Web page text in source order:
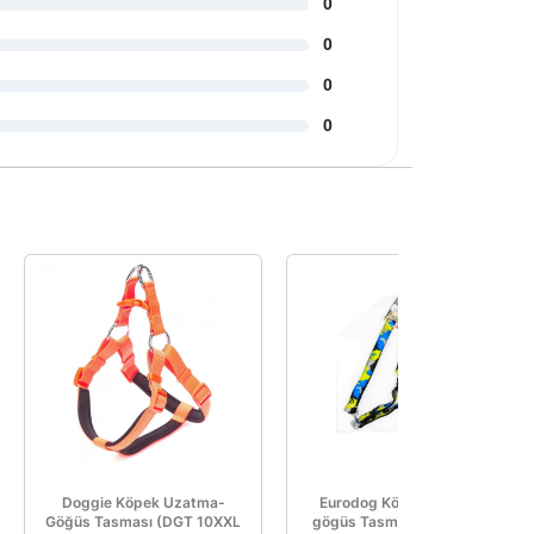
0
0
0
0
Doggie Köpek Uzatma-
Göğüs Tasması (DGT 10XXL
Eurodog Köpek Uzatma-
gögüs Tasması 25 Mm 120